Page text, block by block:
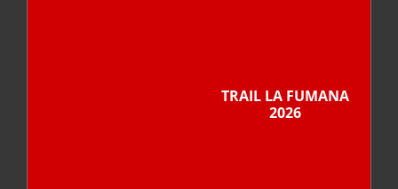
TRAIL LA FUMANA
2026